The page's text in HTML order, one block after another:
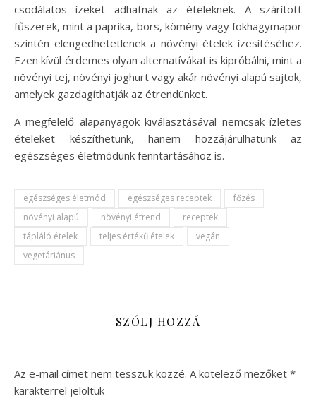
csodálatos ízeket adhatnak az ételeknek. A szárított
fűszerek, mint a paprika, bors, kömény vagy fokhagymapor
szintén elengedhetetlenek a növényi ételek ízesítéséhez.
Ezen kívül érdemes olyan alternatívákat is kipróbálni, mint a
növényi tej, növényi joghurt vagy akár növényi alapú sajtok,
amelyek gazdagíthatják az étrendünket.
A megfelelő alapanyagok kiválasztásával nemcsak ízletes
ételeket készíthetünk, hanem hozzájárulhatunk az
egészséges életmódunk fenntartásához is.
egészséges életmód egészséges receptek
főzés
növényi alapú
növényi étrend
receptek
tápláló ételek
teljes értékű ételek
vegán
vegetáriánus
SZÓLJ HOZZÁ
Az e-mail címet nem tesszük közzé. A kötelező mezőket *
karakterrel jelöltük